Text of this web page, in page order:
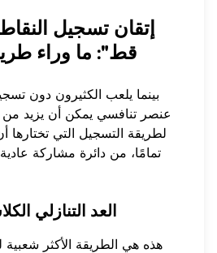
إتقان تسجيل
قط": ما وراء طريقة الـ
بينما يلعب الكثيرون دون
عنصر تنافسي يمكن أن يزيد من
لطريقة التسجيل التي تختارها
تمامًا، من دائرة مشاركة
العد التنازلي
هذه هي الطريقة الأكثر شعبية